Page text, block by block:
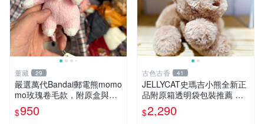
董藏 29
嚴選萬代Bandai郵電熊momo
mo玫瑰卷毛款，附原盒與吊
牌，粉嫩可愛入手即柔軟～
玫瑰卷毛 郵電熊 正品
$950
古色古香 41
JELLYCAT史瑪吉小熊全新正
品附原箱透明袋包裝推薦 透
明袋 包裝盒 史瑪吉小熊
$2,290